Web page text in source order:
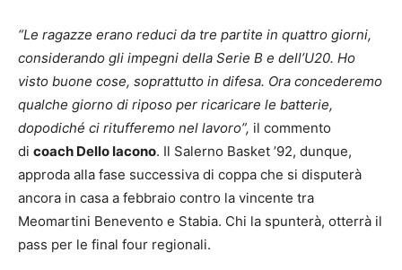
“Le ragazze erano reduci da tre partite in quattro giorni,
considerando gli impegni della Serie B e dell’U20. Ho
visto buone cose, soprattutto in difesa. Ora concederemo
qualche giorno di riposo per ricaricare le batterie,
dopodiché ci ritufferemo nel lavoro”, il commento
di coach Dello Iacono. Il Salerno Basket ’92, dunque,
approda alla fase successiva di coppa che si disputerà
ancora in casa a febbraio contro la vincente tra
Meomartini Benevento e Stabia. Chi la spunterà, otterrà il
pass per le final four regionali.